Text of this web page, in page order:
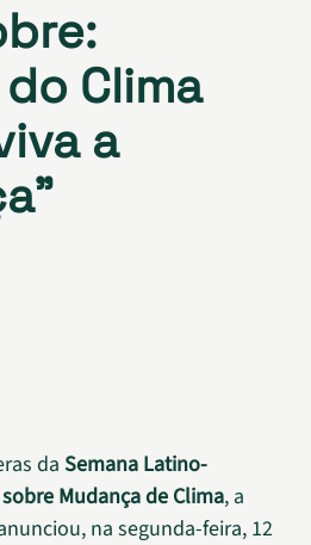
Clima
a
da Semana Latino-
Mudança de Clima, a
na segunda-feira, 12